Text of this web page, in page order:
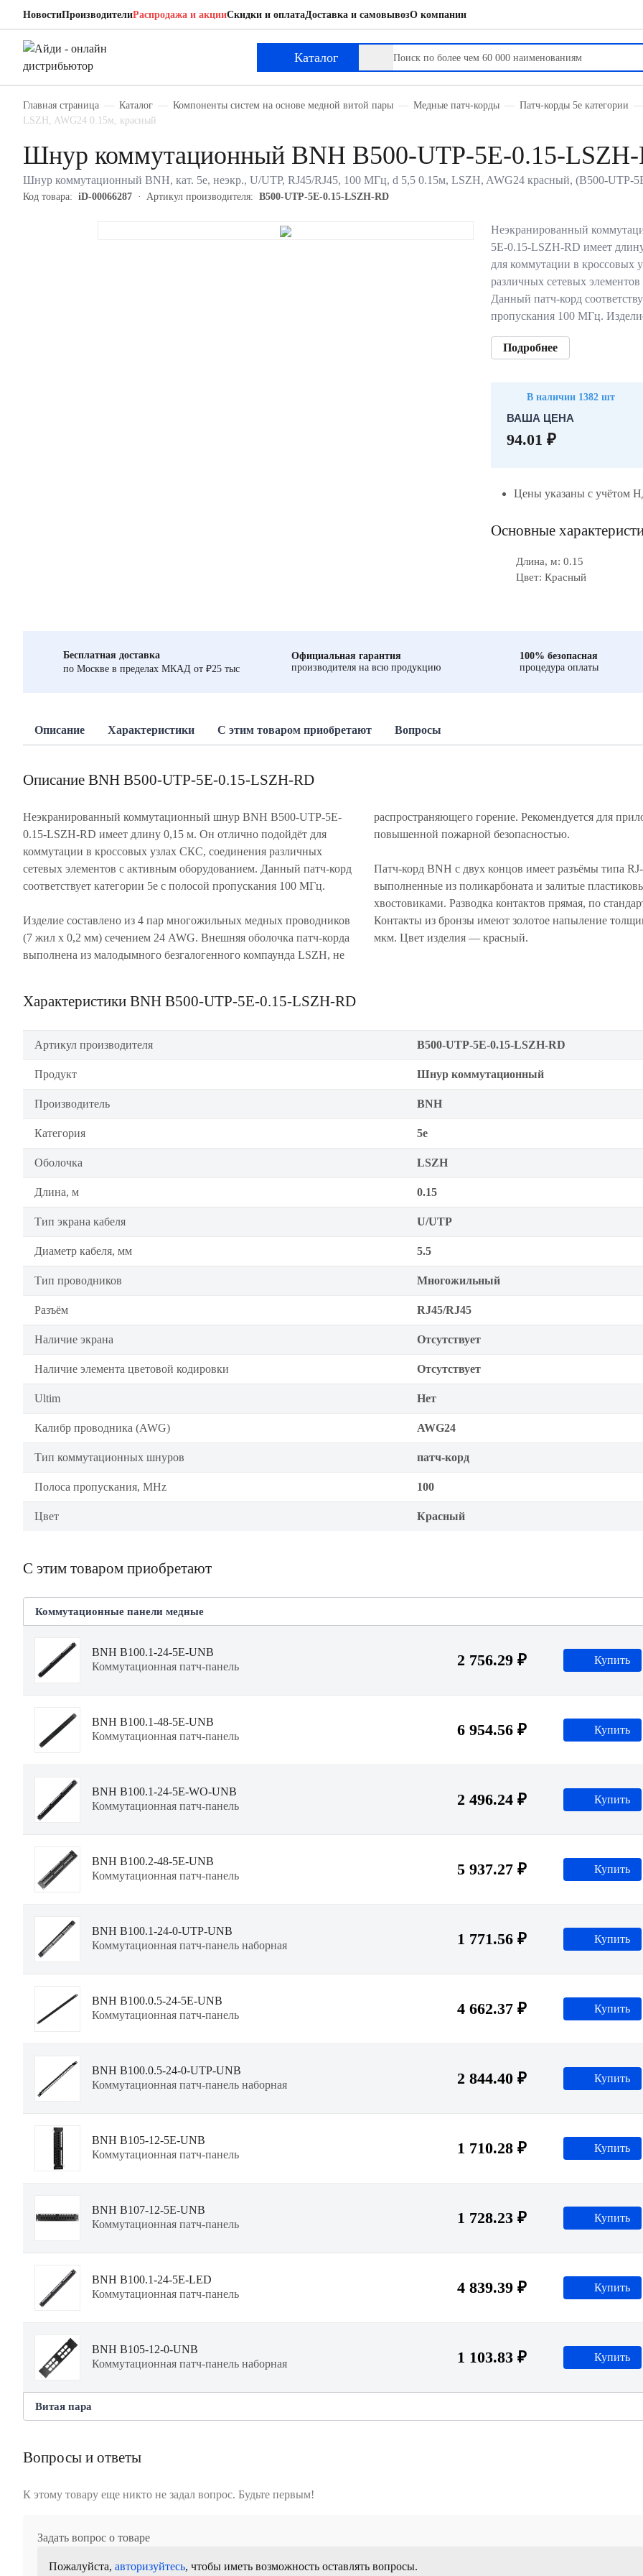
НовостиПроизводителиРаспродажа и акцииСкидки и оплатаДоставка и самовывозО компании
Каталог
Главная страница Каталог Компоненты систем на основе медной витой пары Медные патч-корды Патч-корды 5е категории
LSZH, AWG24 0.15м, красный
Шнур коммутационный BNH B500-UTP-5E-0.15-
Шнур коммутационный BNH, кат. 5е, неэкр., U/UTP, RJ45/RJ45, 100 МГц, d 5,5 0.15м, LSZH, AWG24 красный, (B500-UTP-
Код товара: iD-00066287 Артикул производителя: B500-UTP-5E-0.15-LSZH-RD
Неэкранированный
5E-0.15-LSZH-RD имеет
для коммутации в кроссовых
различных сетевых
Данный патч-корд
пропускания 100 МГц.
Подробнее
В наличии 1382 шт
ВАША ЦЕНА
94.01 ₽
Цены указаны с учётом
Основные
Длина, м: 0.15
Цвет: Красный
Бесплатная доставка
по Москве в пределах МКАД от ₽25 тыс
Официальная гарантия
производителя на всю продукцию
100% безопасная
процедура оплаты
Описание Характеристики С этим товаром приобретают Вопросы
Описание BNH B500-UTP-5E-0.15-LSZH-RD
Неэкранированный коммутационный шнур BNH B500-UTP-5E-
0.15-LSZH-RD имеет длину 0,15 м. Он отлично подойдёт для
коммутации в кроссовых узлах СКС, соединения различных
сетевых элементов с активным оборудованием. Данный патч-корд
соответствует категории 5e с полосой пропускания 100 МГц.
Изделие составлено из 4 пар многожильных медных проводников
(7 жил х 0,2 мм) сечением 24 AWG. Внешняя оболочка патч-корда
выполнена из малодымного безгалогенного компаунда LSZH, не
распространяющего горение. Рекомендуется для
повышенной пожарной безопасностью.
Патч-корд BNH с двух концов имеет разъёмы типа
выполненные из поликарбоната и залитые
хвостовиками. Разводка контактов прямая, по
Контакты из бронзы имеют золотое напыление
мкм. Цвет изделия — красный.
Характеристики BNH B500-UTP-5E-0.15-LSZH-RD
Артикул производителя B500-UTP-5E-0.15-LSZH-RD
Продукт Шнур коммутационный
Производитель BNH
Категория 5е
Оболочка LSZH
Длина, м 0.15
Тип экрана кабеля U/UTP
Диаметр кабеля, мм 5.5
Тип проводников Многожильный
Разъём RJ45/RJ45
Наличие экрана Отсутствует
Наличие элемента цветовой кодировки Отсутствует
Ultim Нет
Калибр проводника (AWG) AWG24
Тип коммутационных шнуров патч-корд
Полоса пропускания, MHz 100
Цвет Красный
С этим товаром приобретают
Коммутационные панели медные
BNH B100.1-24-5E-UNB
Коммутационная патч-панель
2 756.29 ₽ Купить
BNH B100.1-48-5E-UNB
Коммутационная патч-панель
6 954.56 ₽ Купить
BNH B100.1-24-5E-WO-UNB
Коммутационная патч-панель
2 496.24 ₽ Купить
BNH B100.2-48-5E-UNB
Коммутационная патч-панель
5 937.27 ₽ Купить
BNH B100.1-24-0-UTP-UNB
Коммутационная патч-панель наборная
1 771.56 ₽ Купить
BNH B100.0.5-24-5E-UNB
Коммутационная патч-панель
4 662.37 ₽ Купить
BNH B100.0.5-24-0-UTP-UNB
Коммутационная патч-панель наборная
2 844.40 ₽ Купить
BNH B105-12-5E-UNB
Коммутационная патч-панель
1 710.28 ₽ Купить
BNH B107-12-5E-UNB
Коммутационная патч-панель
1 728.23 ₽ Купить
BNH B100.1-24-5E-LED
Коммутационная патч-панель
4 839.39 ₽ Купить
BNH B105-12-0-UNB
Коммутационная патч-панель наборная
1 103.83 ₽ Купить
Витая пара
Кабель витая пара
Вопросы и ответы
К этому товару еще никто не задал вопрос. Будьте первым!
Задать вопрос о товаре
Пожалуйста, авторизуйтесь, чтобы иметь возможность оставлять вопросы.
BNH B500-UTP-5E-0.15-LSZH-RD
Шнур коммутационный